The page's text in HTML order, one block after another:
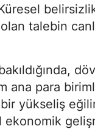
talebin
ana para
yükseliş
ekonomik